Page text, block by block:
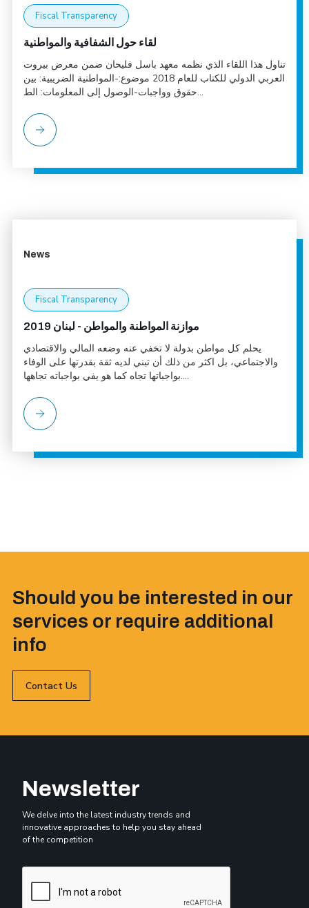
Fiscal Transparency
لقاء حول الشفافية والمواطنية
تناول هذا اللقاء الذي نظمه معهد باسل فليحان ضمن معرض بيروت
العربي الدولي للكتاب للعام 2018 موضوع:-المواطنية الضريبية: بين
حقوق وواجبات-الوصول إلى المعلومات: الط...
News
Fiscal Transparency
موازنة المواطنة والمواطن - لبنان 2019
يحلم كل مواطن بدولة لا تخفي عنه وضعه المالي والاقتصادي
والاجتماعي، بل اكثر من ذلك أن تبني لديه ثقة بقدرتها على الوفاء
بواجباتها تجاه كما هو يفي بواجباته تجاهها....
Should you be interested in our
services or require additional
info
Contact Us
Newsletter
We delve into the latest industry trends and
innovative approaches to help you stay ahead
of the competition